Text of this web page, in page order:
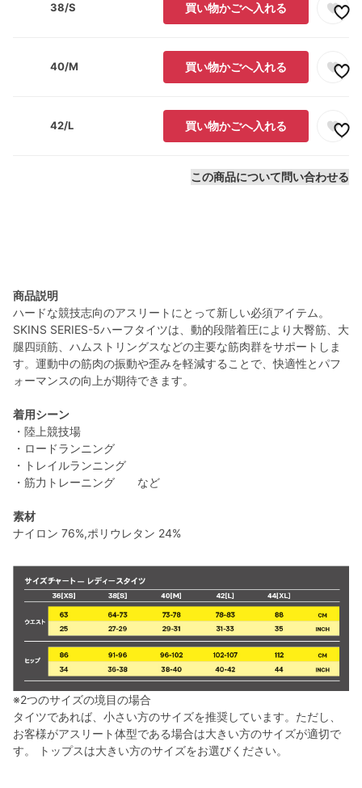
38/S 買い物かごへ入れる
40/M 買い物かごへ入れる
42/L 買い物かごへ入れる
この商品について問い合わせる
商品説明
ハードな競技志向のアスリートにとって新しい必須アイテム。
SKINS SERIES-5ハーフタイツは、動的段階着圧により大臀筋、大
腿四頭筋、ハムストリングスなどの主要な筋肉群をサポートしま
す。運動中の筋肉の振動や歪みを軽減することで、快適性とパフ
ォーマンスの向上が期待できます。
着用シーン
・陸上競技場
・ロードランニング
・トレイルランニング
・筋力トレーニング など
素材
ナイロン 76%,ポリウレタン 24%
※2つのサイズの境目の場合
タイツであれば、小さい方のサイズを推奨しています。ただし、
お客様がアスリート体型である場合は大きい方のサイズが適切で
す。 トップスは大きい方のサイズをお選びください。